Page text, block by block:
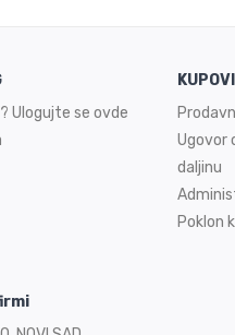
Ulogujte se ovde
Ugovor
daljinu
Poklon